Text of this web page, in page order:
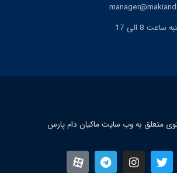
8 الی 17
متعلق به وب سایت ماکیان دام پارس